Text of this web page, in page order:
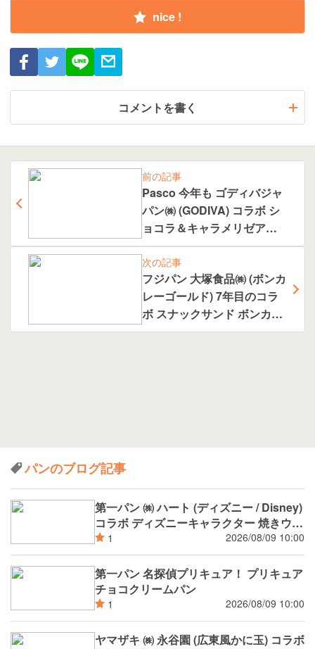
nice !
コメントを書く
前の記事
Pasco 今年も ゴディバジャ
パン㈱ (GODIVA) コラボ シ
ョコラ＆キャラメリゼアー
モンド パン・オ・ショコラ
クリーム ガトーショコラモ
アルー 12月新発売 先行発売
あり
次の記事
フジパン 大塚食品㈱ (ボンカ
レーゴールド) 7年目のコラ
ボ スナックサンド ボンカレ
ーゴールド中辛風
パンのブログ記事
第一パン ㈱ ハート (ディズニー / Disney)
コラボ ディズニーキャラクター 焼きウイ
ンナーカレーパン
1 2026/08/09 10:00
第一パン 名探偵プリキュア！ プリキュア
チョコクリームパン
1 2026/08/09 10:00
ヤマザキ ㈱ 永谷園 (広東風かに玉) コラボ